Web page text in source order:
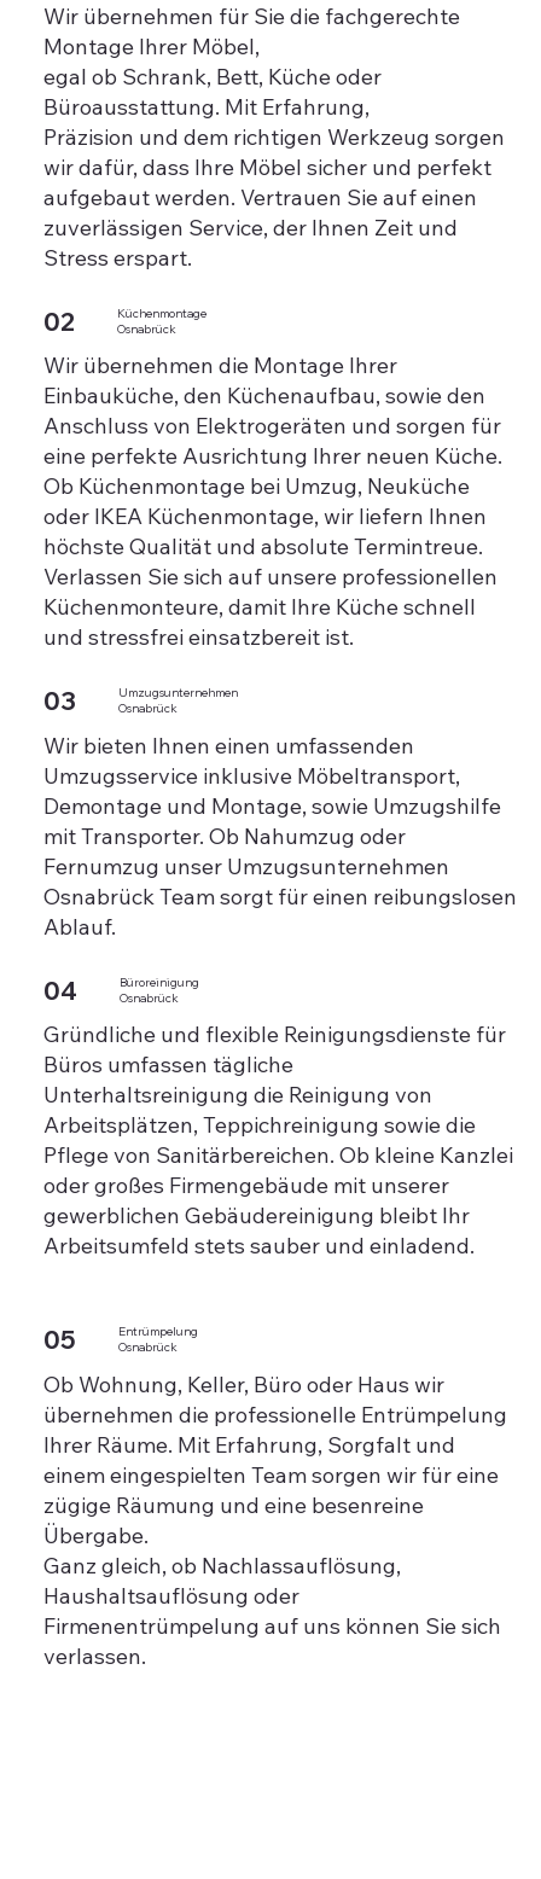
Wir übernehmen für Sie die fachgerechte
Montage Ihrer Möbel,
egal ob Schrank, Bett, Küche oder
Büroausstattung. Mit Erfahrung,
Präzision und dem richtigen Werkzeug sorgen
wir dafür, dass Ihre Möbel sicher und perfekt
aufgebaut werden. Vertrauen Sie auf einen
zuverlässigen Service, der Ihnen Zeit und
Stress erspart.
02
Küchenmontage
Osnabrück
Wir übernehmen die Montage Ihrer
Einbauküche, den Küchenaufbau, sowie den
Anschluss von Elektrogeräten und sorgen für
eine perfekte Ausrichtung Ihrer neuen Küche.
Ob Küchenmontage bei Umzug, Neuküche
oder IKEA Küchenmontage, wir liefern Ihnen
höchste Qualität und absolute Termintreue.
Verlassen Sie sich auf unsere professionellen
Küchenmonteure, damit Ihre Küche schnell
und stressfrei einsatzbereit ist.
03
Umzugsunternehmen
Osnabrück
Wir bieten Ihnen einen umfassenden
Umzugsservice inklusive Möbeltransport,
Demontage und Montage, sowie Umzugshilfe
mit Transporter. Ob Nahumzug oder
Fernumzug unser Umzugsunternehmen
Osnabrück Team sorgt für einen reibungslosen
Ablauf.
04
Büroreinigung
Osnabrück
Gründliche und flexible Reinigungsdienste für
Büros umfassen tägliche
Unterhaltsreinigung die Reinigung von
Arbeitsplätzen, Teppichreinigung sowie die
Pflege von Sanitärbereichen. Ob kleine Kanzlei
oder großes Firmengebäude mit unserer
gewerblichen Gebäudereinigung bleibt Ihr
Arbeitsumfeld stets sauber und einladend.
05
Entrümpelung
Osnabrück
Ob Wohnung, Keller, Büro oder Haus wir
übernehmen die professionelle Entrümpelung
Ihrer Räume. Mit Erfahrung, Sorgfalt und
einem eingespielten Team sorgen wir für eine
zügige Räumung und eine besenreine
Übergabe.
Ganz gleich, ob Nachlassauflösung,
Haushaltsauflösung oder
Firmenentrümpelung auf uns können Sie sich
verlassen.